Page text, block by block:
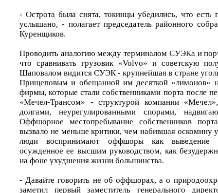
- Острота была снята, токинцы убедились, что
услышано, - полагает председатель районного
Куренщиков.
Проводить аналогию между терминалом СУЭКа и
что сравнивать грузовик «Volvo» и советскую
Шаповалом видится СУЭК - крупнейшая в стране
Прищеповым и обещанной им десяткой «лимонов»
фирмы, которые стали собственниками порта после
«Мечел-Трансом» - структурой компании
долгами, неурегулированными спорами,
Оффшорное местопребывание собственников
вызвало не меньше критики, чем набившая оскомину
люди воспринимают оффшоры как выведение
осужденное ее высшим руководством, как
на фоне ухудшения жизни большинства.
- Давайте говорить не об оффшорах, а о
заметил первый заместитель генерального